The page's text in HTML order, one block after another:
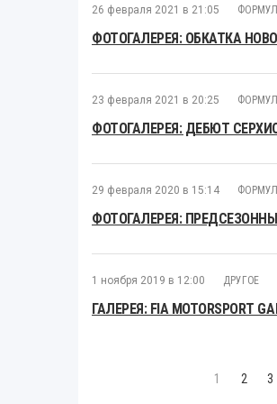
26 февраля 2021 в 21:05
ФОТОГАЛЕРЕЯ: ОБКАТКА
23 февраля 2021 в 20:25
ФОТОГАЛЕРЕЯ: ДЕБЮТ
29 февраля 2020 в 15:14
ФОТОГАЛЕРЕЯ:
1 ноября 2019 в 12:00 ДРУГОЕ
ГАЛЕРЕЯ: FIA MOTORSPORT
1 2 3